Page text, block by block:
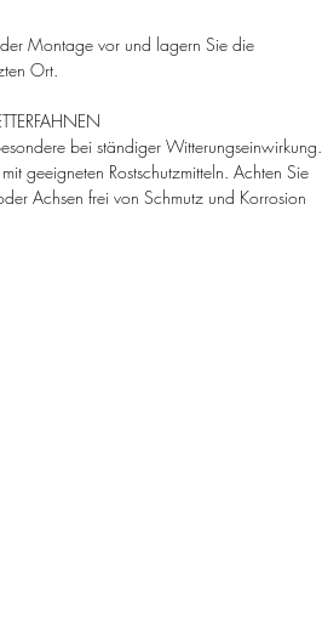
Montage vor und lagern Sie die
Ort.
bei ständiger Witterungseinwirkung.
geeigneten Rostschutzmitteln. Achten Sie
Achsen frei von Schmutz und Korrosion